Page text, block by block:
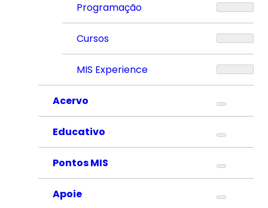
Programação
Cursos
MIS Experience
Acervo
Educativo
Pontos MIS
Apoie